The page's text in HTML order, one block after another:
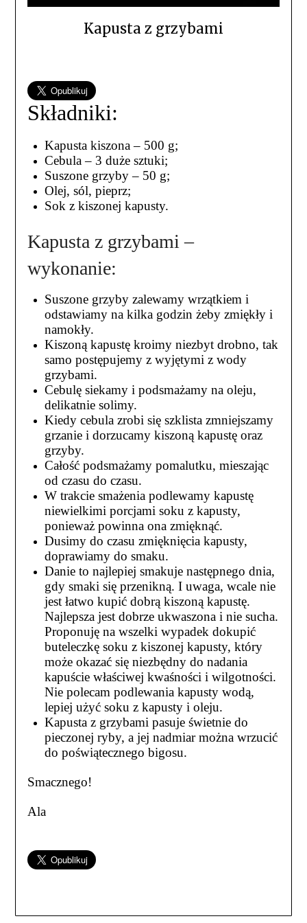
Kapusta z grzybami
Składniki:
Kapusta kiszona – 500 g;
Cebula – 3 duże sztuki;
Suszone grzyby – 50 g;
Olej, sól, pieprz;
Sok z kiszonej kapusty.
Kapusta z grzybami –
wykonanie:
Suszone grzyby zalewamy wrzątkiem i
odstawiamy na kilka godzin żeby zmiękły i
namokły.
Kiszoną kapustę kroimy niezbyt drobno, tak
samo postępujemy z wyjętymi z wody
grzybami.
Cebulę siekamy i podsmażamy na oleju,
delikatnie solimy.
Kiedy cebula zrobi się szklista zmniejszamy
grzanie i dorzucamy kiszoną kapustę oraz
grzyby.
Całość podsmażamy pomalutku, mieszając
od czasu do czasu.
W trakcie smażenia podlewamy kapustę
niewielkimi porcjami soku z kapusty,
ponieważ powinna ona zmięknąć.
Dusimy do czasu zmięknięcia kapusty,
doprawiamy do smaku.
Danie to najlepiej smakuje następnego dnia,
gdy smaki się przenikną. I uwaga, wcale nie
jest łatwo kupić dobrą kiszoną kapustę.
Najlepsza jest dobrze ukwaszona i nie sucha.
Proponuję na wszelki wypadek dokupić
buteleczkę soku z kiszonej kapusty, który
może okazać się niezbędny do nadania
kapuście właściwej kwaśności i wilgotności.
Nie polecam podlewania kapusty wodą,
lepiej użyć soku z kapusty i oleju.
Kapusta z grzybami pasuje świetnie do
pieczonej ryby, a jej nadmiar można wrzucić
do poświątecznego bigosu.
Smacznego!
Ala